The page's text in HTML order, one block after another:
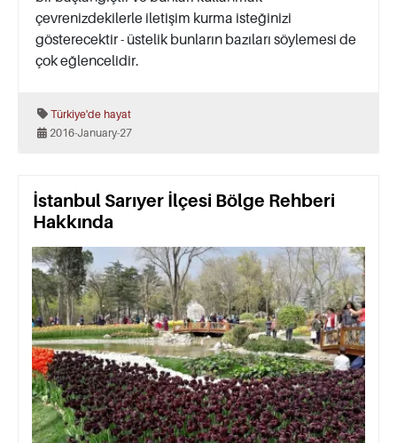
çevrenizdekilerle iletişim kurma isteğinizi
gösterecektir - üstelik bunların bazıları söylemesi de
çok eğlencelidir.
Türkiye'de hayat
2016-January-27
İstanbul Sarıyer İlçesi Bölge Rehberi
Hakkında